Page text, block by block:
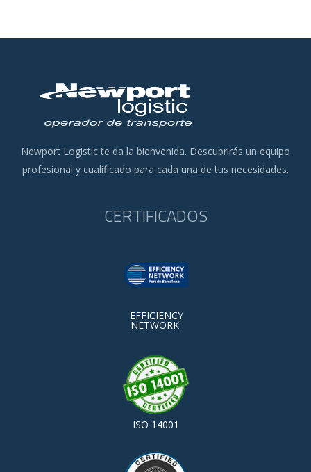
Newport Logistic te da la bienvenida. Descubrirás un equipo
profesional y cualificado para cada una de tus necesidades.
CERTIFICADOS
EFFICIENCY
NETWORK
ISO 14001